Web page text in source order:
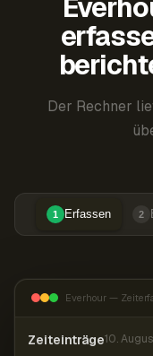
Der Rechner
1 Erfassen 2
Everhour —
Zeiteinträge10.